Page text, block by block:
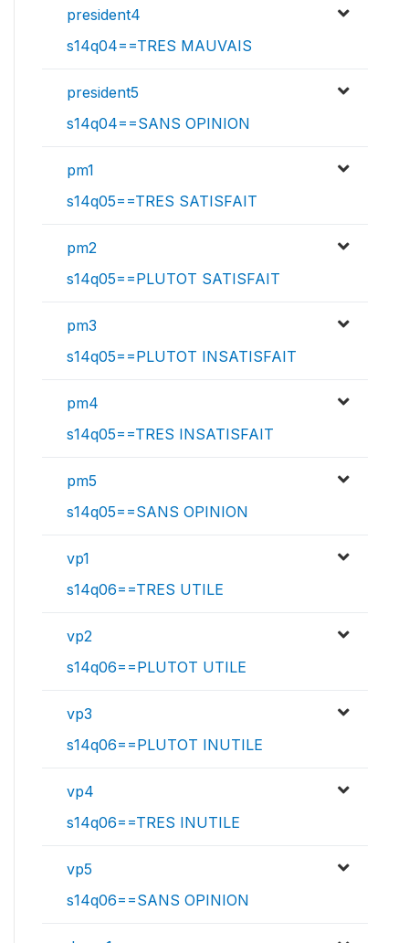
president4
s14q04==TRES MAUVAIS
president5
s14q04==SANS OPINION
pm1
s14q05==TRES SATISFAIT
pm2
s14q05==PLUTOT SATISFAIT
pm3
s14q05==PLUTOT INSATISFAIT
pm4
s14q05==TRES INSATISFAIT
pm5
s14q05==SANS OPINION
vp1
s14q06==TRES UTILE
vp2
s14q06==PLUTOT UTILE
vp3
s14q06==PLUTOT INUTILE
vp4
s14q06==TRES INUTILE
vp5
s14q06==SANS OPINION